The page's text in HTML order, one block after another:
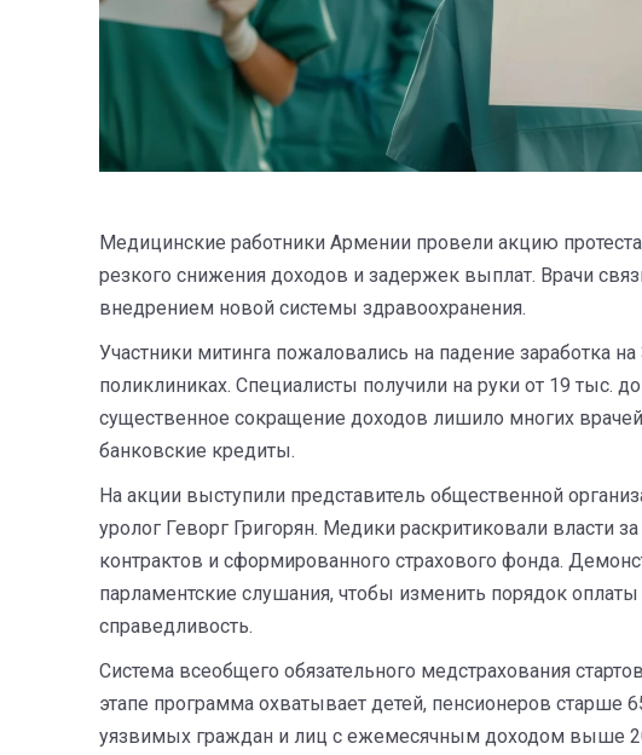
Медицинские работники Армении провели акцию
резкого снижения доходов и задержек выплат. Врачи
внедрением новой системы здравоохранения.
Участники митинга пожаловались на падение заработка
поликлиниках. Специалисты получили на руки от 19 тыс.
существенное сокращение доходов лишило многих
банковские кредиты.
На акции выступили представитель общественной
уролог Геворг Григорян. Медики раскритиковали власти
контрактов и сформированного страхового фонда.
парламентские слушания, чтобы изменить порядок
справедливость.
Система всеобщего обязательного медстрахования
этапе программа охватывает детей, пенсионеров старше
уязвимых граждан и лиц с ежемесячным доходом выше